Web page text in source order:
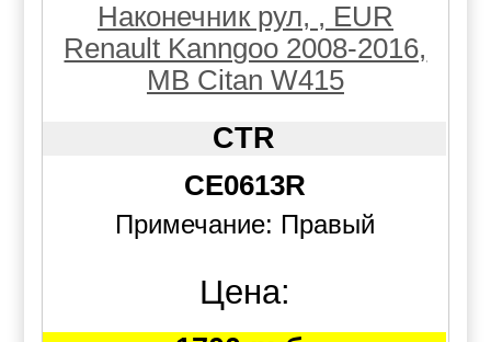
Наконечник рул, , EUR
Renault Kanngoo 2008-2016,
MB Citan W415
CTR
CE0613R
Примечание: Правый
Цена: